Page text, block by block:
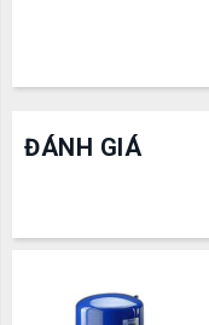
ĐÁNH GIÁ